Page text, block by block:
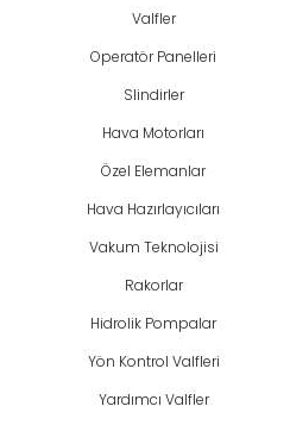
Valfler
Operatör Panelleri
Slindirler
Hava Motorları
Özel Elemanlar
Hava Hazırlayıcıları
Vakum Teknolojisi
Rakorlar
Hidrolik Pompalar
Yön Kontrol Valfleri
Yardımcı Valfler